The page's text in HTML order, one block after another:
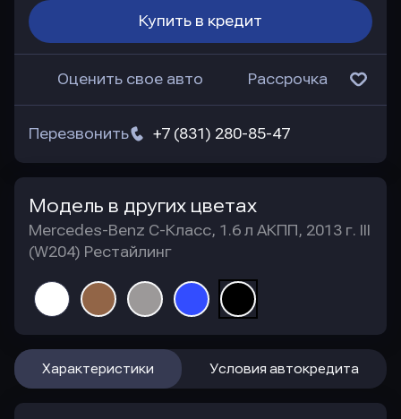
Купить в кредит
Оценить свое авто Рассрочка
+7 (831) 280-85-47
Перезвонить
Модель в других цветах
Mercedes-Benz C-Класс, 1.6 л АКПП, 2013 г. III
(W204) Рестайлинг
Характеристики Условия автокредита